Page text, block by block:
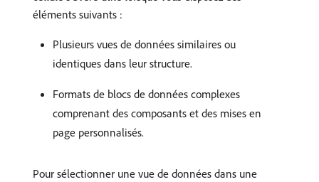
éléments suivants :
Plusieurs vues de données similaires ou
identiques dans leur structure.
Formats de blocs de données complexes
comprenant des composants et des mises en
page personnalisés.
Pour sélectionner une vue de données dans une